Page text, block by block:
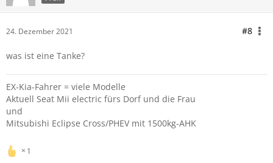
24. Dezember 2021 #8
was ist eine Tanke?
EX-Kia-Fahrer = viele Modelle
Aktuell Seat Mii electric fürs Dorf und die Frau
und
Mitsubishi Eclipse Cross/PHEV mit 1500kg-AHK
1